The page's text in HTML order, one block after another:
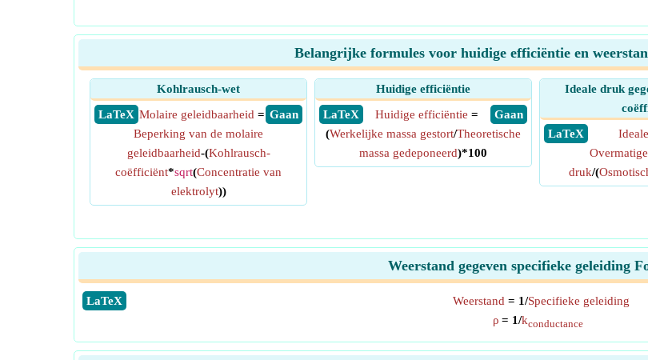
Belangrijke formules voor huidige efficiëntie en
Kohlrausch-wet
​ LaTeX
​ Gaan
Molaire geleidbaarheid =
Beperking van de molaire
geleidbaarheid-(Kohlrausch-
coëfficiënt*sqrt(Concentratie van
elektrolyt))
Huidige efficiëntie
​ LaTeX
​ Gaan
Huidige efficiëntie =
(Werkelijke massa gestort/Theoretische
massa gedeponeerd)*100
Ideale druk
​ LaTeX
druk/(
Weerstand gegeven specifieke geleiding
​LaTeX Weerstand = 1/Specifieke geleiding
ρ= 1/kconductance